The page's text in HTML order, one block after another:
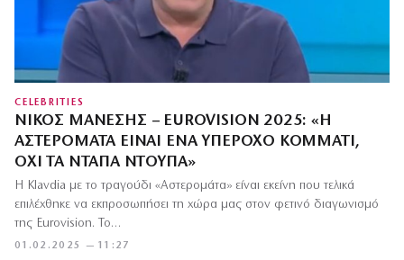
CELEBRITIES
ΝΊΚΟΣ ΜΆΝΕΣΗΣ – EUROVISION 2025: «Η
ΑΣΤΕΡΟΜΆΤΑ ΕΊΝΑΙ ΈΝΑ ΥΠΈΡΟΧΟ ΚΟΜΜΆΤΙ,
ΌΧΙ ΤΑ ΝΤΆΠΑ ΝΤΟΎΠΑ»
01.02.2025 — 11:27
Η Klavdia με το τραγούδι «Αστερομάτα» είναι εκείνη που τελικά
επιλέχθηκε να εκπροσωπήσει τη χώρα μας στον φετινό διαγωνισμό
της Eurovision. Το…